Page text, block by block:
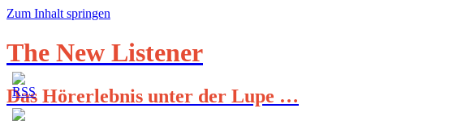
Zum Inhalt springen
The New Listener
Das Hörerlebnis unter der Lupe …